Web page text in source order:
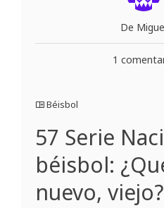
De
1
Béisbol
57 Serie
béisbol:
nuevo, viejo?